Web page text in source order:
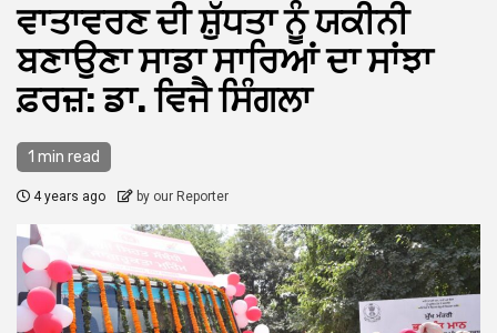
ਵਾਤਾਵਰਣ ਦੀ ਸ਼ੁੱਧਤਾ ਨੂੰ ਯਕੀਨੀ
ਬਣਾਉਣਾ ਸਾਡਾ ਸਾਰਿਆਂ ਦਾ ਸਾਂਝਾ
ਫ਼ਰਜ਼: ਡਾ. ਵਿਜੈ ਸਿੰਗਲਾ
1 min read
4 years ago by our Reporter